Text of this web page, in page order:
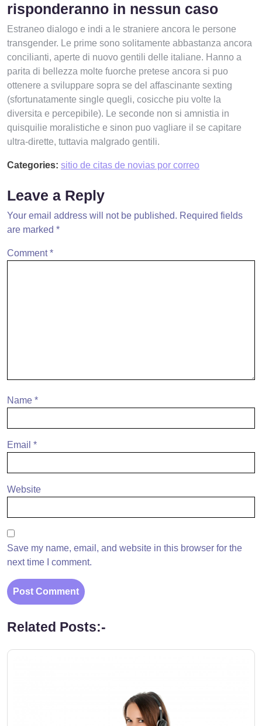
risponderanno in nessun caso
Estraneo dialogo e indi a le straniere ancora le persone
transgender. Le prime sono solitamente abbastanza ancora
concilianti, aperte di nuovo gentili delle italiane. Hanno a
parita di bellezza molte fuorche pretese ancora si puo
ottenere a sviluppare sopra se del affascinante sexting
(sfortunatamente single quegli, cosicche piu volte la
diversita e percepibile). Le seconde non si amnistia in
quisquilie moralistiche e sinon puo vagliare il se capitare
ultra-dirette, tuttavia malgrado gentili.
Categories: sitio de citas de novias por correo
Leave a Reply
Your email address will not be published. Required fields
are marked *
Comment*
Name *
Email *
Website
Save my name, email, and website in this browser for the
next time I comment.
Related Posts:-